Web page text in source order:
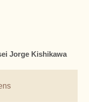
Jorge Kishikawa